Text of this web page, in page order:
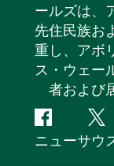
ールズは、
先住民族お
重し、アボ
ス・ウェー
者および
フ
ェ
ツ
イ
ニューサウ